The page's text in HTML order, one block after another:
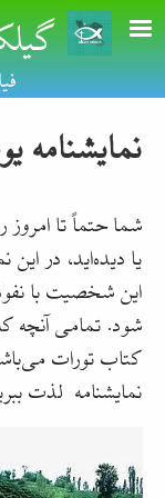
Skip to main content
شما حتماً تا
یا دیده‌اید، در
این شخصیت با
شود. تمامی آنچه
کتاب تورات
نمایشنامه لذت